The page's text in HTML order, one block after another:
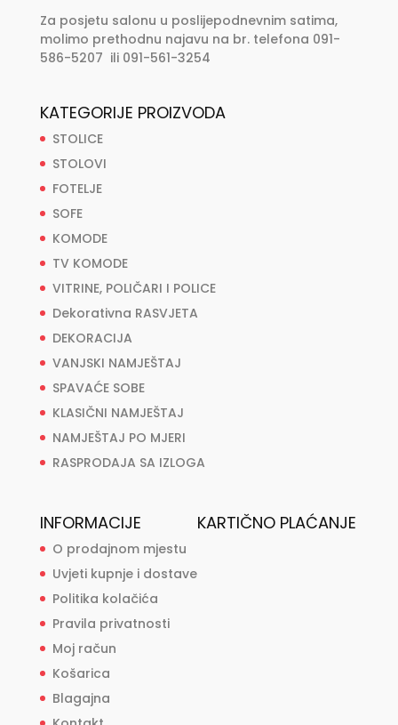
Za posjetu salonu u poslijepodnevnim satima,
molimo prethodnu najavu na br. telefona 091-
586-5207 ili 091-561-3254
KATEGORIJE PROIZVODA
STOLICE
STOLOVI
FOTELJE
SOFE
KOMODE
TV KOMODE
VITRINE, POLIČARI I POLICE
Dekorativna RASVJETA
DEKORACIJA
VANJSKI NAMJEŠTAJ
SPAVAĆE SOBE
KLASIČNI NAMJEŠTAJ
NAMJEŠTAJ PO MJERI
RASPRODAJA SA IZLOGA
INFORMACIJE
O prodajnom mjestu
Uvjeti kupnje i dostave
Politika kolačića
Pravila privatnosti
Moj račun
Košarica
Blagajna
KARTIČNO PLAĆANJE